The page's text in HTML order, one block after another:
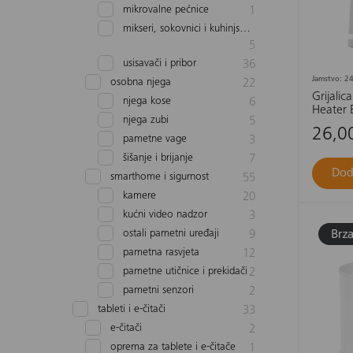
mikrovalne pećnice 1
mikseri, sokovnici i kuhinjski asistenti
5
usisavači i pribor 36
osobna njega 22
njega kose 6
njega zubi 5
pametne vage 3
šišanje i brijanje 7
smarthome i sigurnost 55
kamere 20
kućni video nadzor 3
ostali pametni uređaji 9
pametna rasvjeta 12
pametne utičnice i prekidači 2
pametni senzori 2
tableti i e-čitači 33
e-čitači 2
oprema za tablete i e-čitače 1
Jamstvo:
Heater